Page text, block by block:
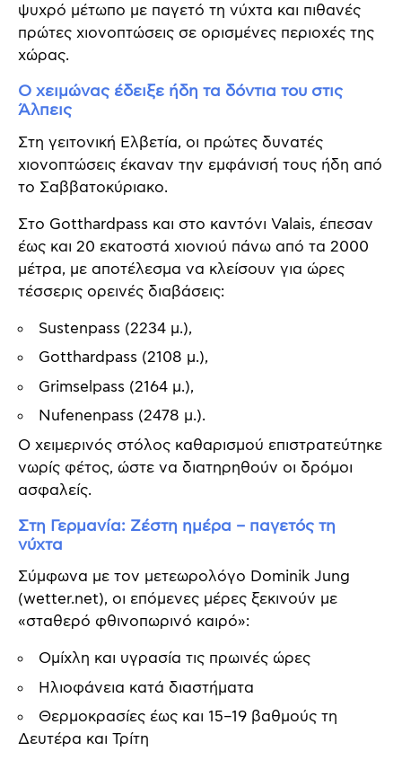
ψυχρό μέτωπο με παγετό τη νύχτα και πιθανές
πρώτες χιονοπτώσεις σε ορισμένες περιοχές της
χώρας.
Ο χειμώνας έδειξε ήδη τα δόντια του στις
Άλπεις
Στη γειτονική Ελβετία, οι πρώτες δυνατές
χιονοπτώσεις έκαναν την εμφάνισή τους ήδη από
το Σαββατοκύριακο.
Στο Gotthardpass και στο καντόνι Valais, έπεσαν
έως και 20 εκατοστά χιονιού πάνω από τα 2000
μέτρα, με αποτέλεσμα να κλείσουν για ώρες
τέσσερις ορεινές διαβάσεις:
Sustenpass (2234 μ.),
Gotthardpass (2108 μ.),
Grimselpass (2164 μ.),
Nufenenpass (2478 μ.).
Ο χειμερινός στόλος καθαρισμού επιστρατεύτηκε
νωρίς φέτος, ώστε να διατηρηθούν οι δρόμοι
ασφαλείς.
Στη Γερμανία: Ζέστη ημέρα – παγετός τη
νύχτα
Σύμφωνα με τον μετεωρολόγο Dominik Jung
(wetter.net), οι επόμενες μέρες ξεκινούν με
«σταθερό φθινοπωρινό καιρό»:
Ομίχλη και υγρασία τις πρωινές ώρες
Ηλιοφάνεια κατά διαστήματα
Θερμοκρασίες έως και 15–19 βαθμούς τη
Δευτέρα και Τρίτη